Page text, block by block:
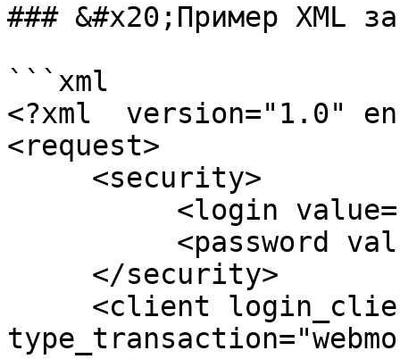
### &#x20;Пример XML
```xml
<?xml  version="1.0"
<request>